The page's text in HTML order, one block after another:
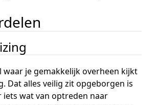
waar je gemakkelijk overheen kijkt
Dat alles veilig zit opgeborgen is
iets wat van optreden naar